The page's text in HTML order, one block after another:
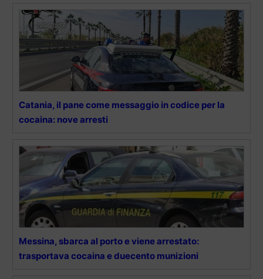
Catania, il pane come messaggio in codice per la
cocaina: nove arresti
Messina, sbarca al porto e viene arrestato:
trasportava cocaina e duecento munizioni